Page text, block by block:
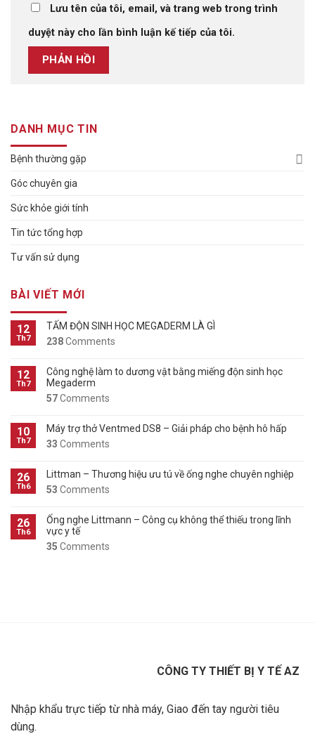
Lưu tên của tôi, email, và trang web trong trình
duyệt này cho lần bình luận kế tiếp của tôi.
DANH MỤC TIN
Bệnh thường gặp
Góc chuyên gia
Sức khỏe giới tính
Tin tức tổng hợp
Tư vấn sử dụng
BÀI VIẾT MỚI
12
Th7
TẤM ĐỘN SINH HỌC MEGADERM LÀ GÌ
238Comments
12
Th7
Công nghệ làm to dương vật bằng miếng độn sinh học
Megaderm
57Comments
10
Th7
Máy trợ thở Ventmed DS8 – Giải pháp cho bệnh hô hấp
33 Comments
26
Th6
Littman – Thương hiệu ưu tú về ống nghe chuyên nghiệp
53 Comments
26
Th6
Ống nghe Littmann – Công cụ không thể thiếu trong lĩnh
vực y tế
35 Comments
CÔNG TY THIẾT BỊ Y TẾ AZ
Nhập khẩu trực tiếp từ nhà máy, Giao đến tay người tiêu
dùng.